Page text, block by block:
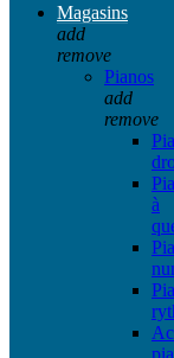
Magasins
add
remove
Pianos
add
remove
à